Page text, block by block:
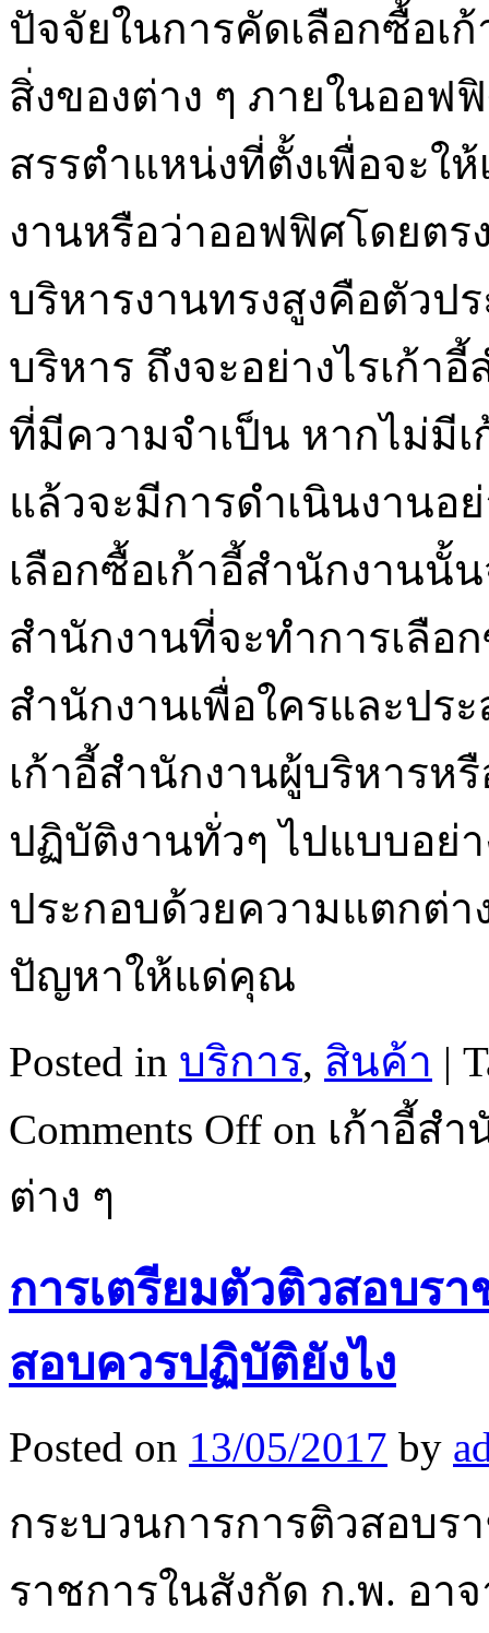
ปัจจัยในการคัดเลือกซื้อเ
สิ่งของต่าง ๆ ภายในออฟ
สรรตำแหน่งที่ตั้งเพื่อจะใ
งานหรือว่าออฟฟิศโดยตร
บริหารงานทรงสูงคือตัวป
บริหาร ถึงจะอย่างไรเก้
ที่มีความจำเป็น หากไม่มี
แล้วจะมีการดำเนินงานอ
เลือกซื้อเก้าอี้สำนักงานนั้
สำนักงานที่จะทำการเลือ
สำนักงานเพื่อใครและปร
เก้าอี้สำนักงานผู้บริหารห
ปฏิบัติงานทั่วๆ ไปแบบอย่
ประกอบด้วยความแตกต่
ปัญหาให้แด่คุณ
Posted in บริการ, สินค้า |
Comments Off on เก้าอี้ส
ต่าง ๆ
การเตรียมตัวติวสอบร
สอบควรปฏิบัติยังไง
Posted on 13/05/2017 by
กระบวนการการติวสอบ
ราชการในสังกัด ก.พ. อา